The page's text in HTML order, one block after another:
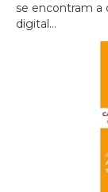
se encontram a
digital...